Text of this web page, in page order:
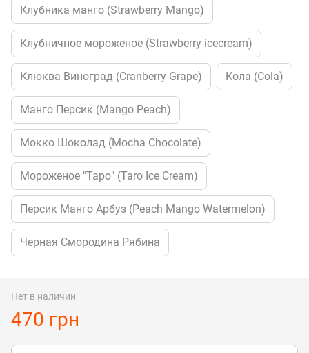
Клубника манго (Strawberry Mango)
Клубничное мороженое (Strawberry icecream)
Клюква Виноград (Cranberry Grape) Кола (Cola)
Манго Персик (Mango Peach)
Мокко Шоколад (Mocha Chocolate)
Мороженое "Таро" (Taro Ice Cream)
Персик Манго Арбуз (Peach Mango Watermelon)
Черная Смородина Рябина
Нет в наличии
470 грн